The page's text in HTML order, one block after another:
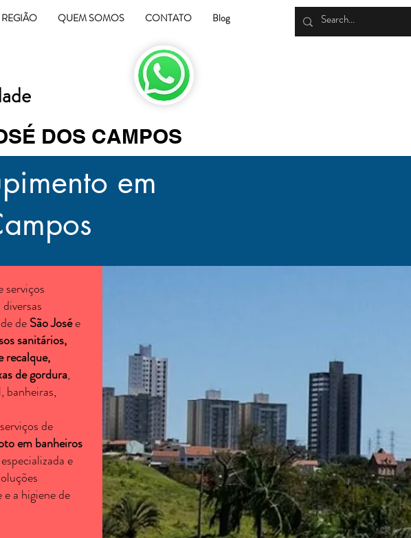
REGIÃO QUEM SOMOS CONTATO Blog
DOS CAMPOS
em
serviços
deSão Josée
sanitários,
recalque,
de gordura,
banheiras,
de
em banheiros
e
a higiene de